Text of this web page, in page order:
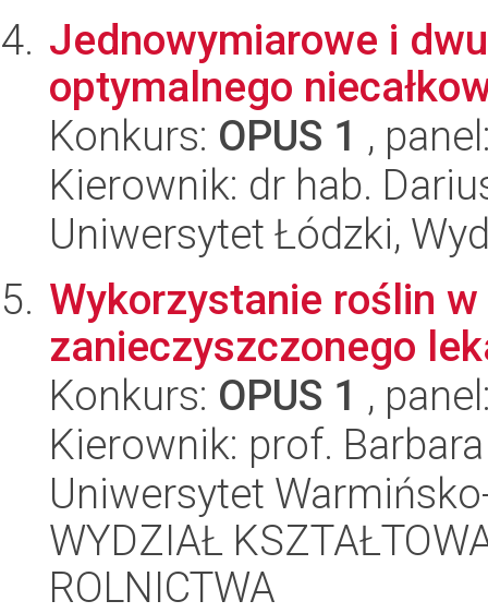
Jednowymiarowe i
optymalnego
Konkurs: OPUS 1 ,
Kierownik: dr hab.
Uniwersytet Łódzki,
Wykorzystanie roślin
zanieczyszczonego
Konkurs: OPUS 1 ,
Kierownik: prof.
Uniwersytet
WYDZIAŁ
ROLNICTWA